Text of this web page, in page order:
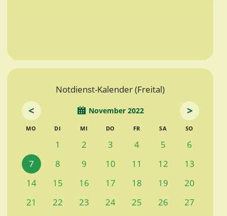
Notdienst-Kalender (Freital)
< November 2022 >
MO DI MI DO FR SA SO
1 2 3 4 5
6
7
8 9 10 11 12
13
14
15 16 17 18 19
20
21
22 23 24 25 26
27